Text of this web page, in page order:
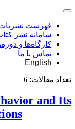
فهرست
سامانه نشر
کارگاه‌ها و
تماس با ما
English
تعداد مقالات: 6
and Its